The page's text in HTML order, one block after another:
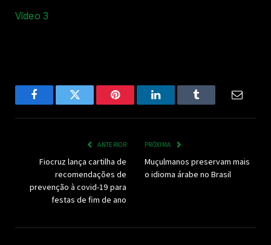
Vídeo 3
FacebookTwitter Pinterest LinkedInTumblr Email
ANTERIOR
Fiocruz lança cartilha de
recomendações de
prevenção à covid-19 para
festas de fim de ano
PRÓXIMA
Muçulmanos preservam mais
o idioma árabe no Brasil